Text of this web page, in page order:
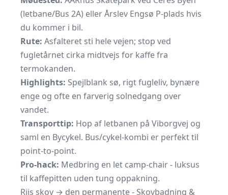
(letbane/Bus 2A) eller Årslev Engsø P-plads hvis
du kommer i bil.
Rute: Asfalteret sti hele vejen; stop ved
fugletårnet cirka midtvejs for kaffe fra
termokanden.
Highlights: Spejlblank sø, rigt fugleliv, bynære
enge og ofte en farverig solnedgang over
vandet.
Transporttip: Hop af letbanen på Viborgvej og
saml en Bycykel. Bus/cykel-kombi er perfekt til
point-to-point.
Pro-hack: Medbring en let camp-chair - luksus
til kaffepitten uden tung oppakning.
Riis skov → den permanente - Skovbadning &